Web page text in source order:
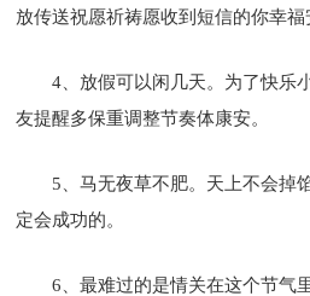
放传送祝愿祈祷愿收到短信的你幸福
4、放假可以闲几天。为了快乐
友提醒多保重调整节奏体康安。
5、马无夜草不肥。天上不会掉
定会成功的。
6、最难过的是情关在这个节气